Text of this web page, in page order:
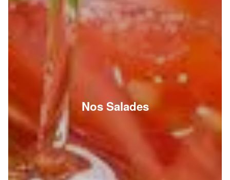
Nos Salades